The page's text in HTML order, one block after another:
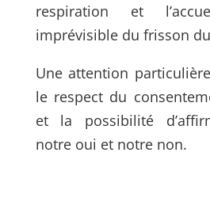
respiration et
imprévisible du frisson
Une attention
le respect du
et la possibilité
notre oui et notre non.